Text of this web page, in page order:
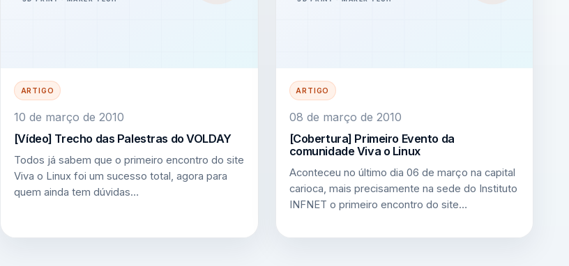
ARTIGO
10 de março de 2010
[Vídeo] Trecho das Palestras do VOLDAY
Todos já sabem que o primeiro encontro do site
Viva o Linux foi um sucesso total, agora para
quem ainda tem dúvidas…
ARTIGO
08 de março de 2010
[Cobertura] Primeiro Evento da
comunidade Viva o Linux
Aconteceu no último dia 06 de março na capital
carioca, mais precisamente na sede do Instituto
INFNET o primeiro encontro do site…